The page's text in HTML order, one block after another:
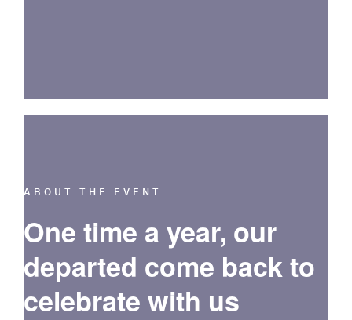
ABOUT THE EVENT
One time a year, our
departed come back to
celebrate with us